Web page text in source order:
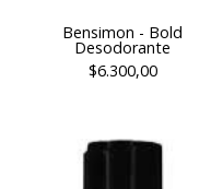
Bensimon - Bold
Desodorante
$6.300,00